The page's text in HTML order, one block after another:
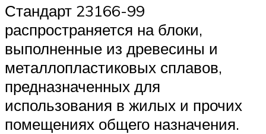
Стандарт 23166-99
распространяется на блоки,
выполненные из древесины и
металлопластиковых сплавов,
предназначенных для
использования в жилых и прочих
помещениях общего назначения.